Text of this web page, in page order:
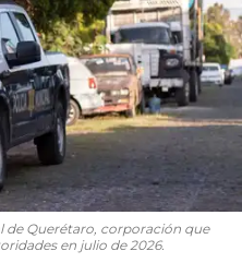
de Querétaro, corporación que
en julio de 2026.